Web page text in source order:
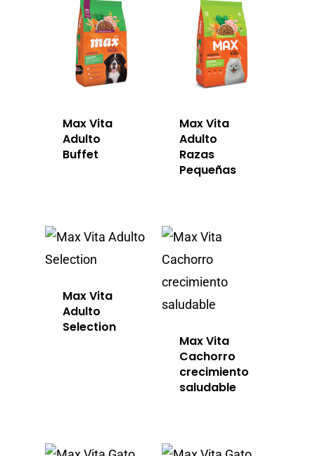
Max Vita
Adulto
Buffet
Max Vita
Adulto
Razas
Pequeñas
Max Vita
Adulto
Selection
Max Vita
Cachorro
crecimiento
saludable